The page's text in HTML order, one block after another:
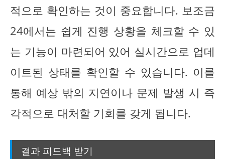
적으로 확인하는 것이 중요합니다. 보조금
24에서는 쉽게 진행 상황을 체크할 수 있
는 기능이 마련되어 있어 실시간으로 업데
이트된 상태를 확인할 수 있습니다. 이를
통해 예상 밖의 지연이나 문제 발생 시 즉
각적으로 대처할 기회를 갖게 됩니다.
결과 피드백 받기